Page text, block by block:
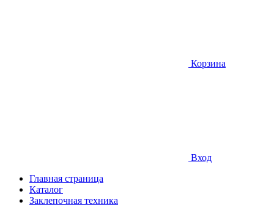
Корзина
Вход
Главная страница
Каталог
Заклепочная техника